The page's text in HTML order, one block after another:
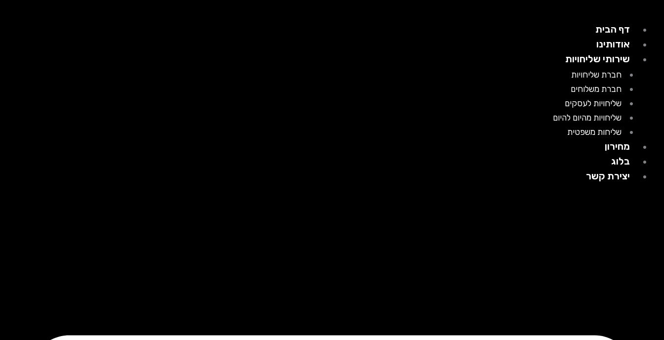
דף הבית
אודותינו
שירותי שליחויות
חברת שליחויות
חברת משלוחים
שליחויות לעסקים
שליחויות מהיום להיום
שליחות משפטית
מחירון
בלוג
יצירת קשר